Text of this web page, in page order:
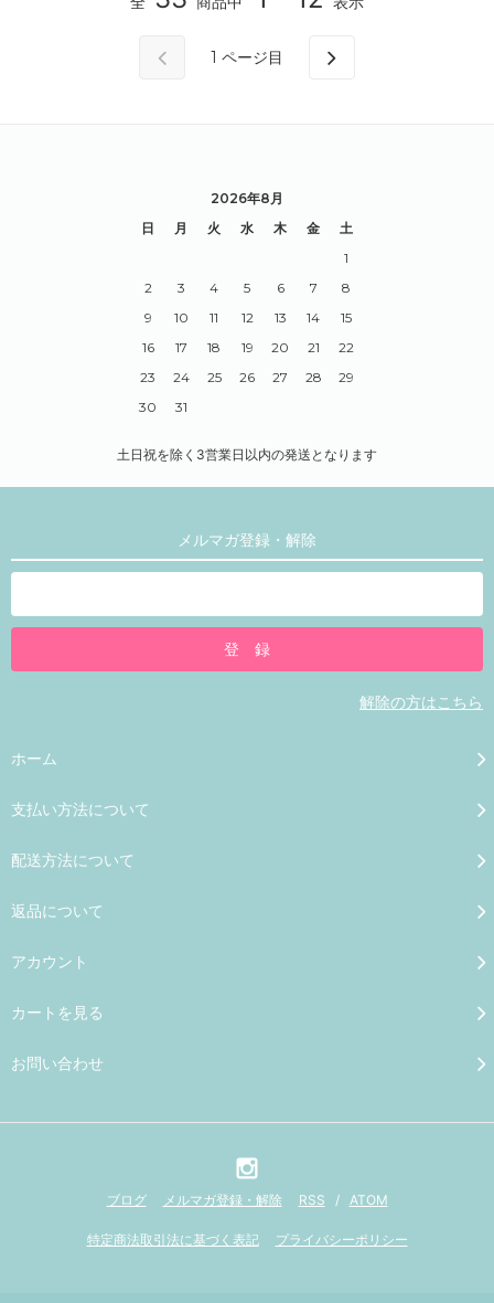
1 ページ目
2026年8月
日
月 火 水 木 金
土
1
2
3 4 5 6 7
8
9
10 11 12 13 14
15
16
17 18 19 20 21
22
23
24 25 26 27 28
29
30
31
土日祝を除く3営業日以内の発送となります
メルマガ登録・解除
解除の方はこちら
ホーム
支払い方法について
配送方法について
返品について
アカウント
カートを見る
お問い合わせ
ブログ メルマガ登録・解除 RSS / ATOM
特定商法取引法に基づく表記 プライバシーポリシー